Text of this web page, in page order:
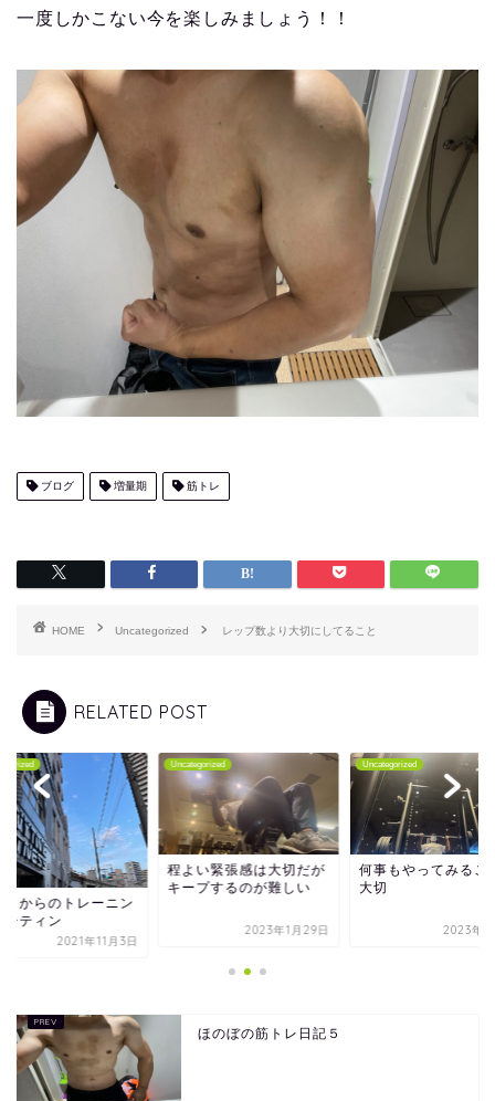
一度しかこない今を楽しみましょう！！
ブログ 増量期 筋トレ
HOME Uncategorized レップ数より大切にしてること
RELATED POST
月からのトレーニン
ーティン
2021年11月3日
Uncategorized
程よい緊張感は大切だが
キープするのが難しい
2023年1月29日
Uncategorized
何事もやってみるこ
大切
2023年9
ほのぼの筋トレ日記５